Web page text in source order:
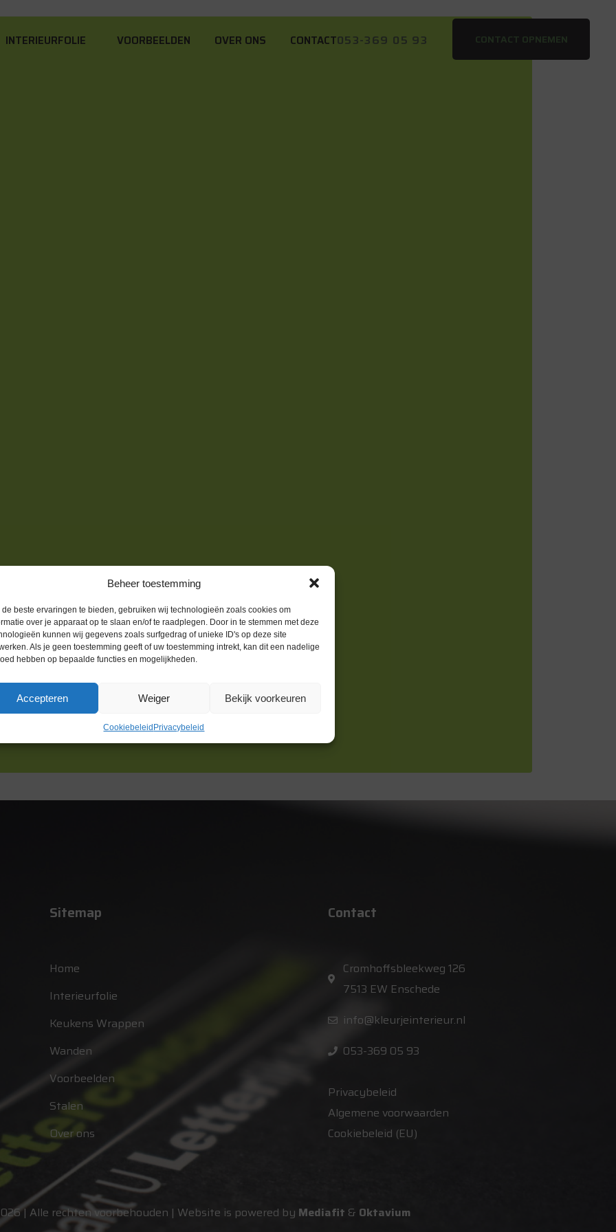
Beheer toestemming
de beste ervaringen te bieden, gebruiken wij technologieën zoals cookies om
over je apparaat op te slaan en/of te raadplegen. Door in te stemmen met deze
kunnen wij gegevens zoals surfgedrag of unieke ID's op deze site
Als je geen toestemming geeft of uw toestemming intrekt, kan dit een nadelige
hebben op bepaalde functies en mogelijkheden.
Accepteren Weiger Bekijk voorkeuren
Cookiebeleid Privacybeleid
INTERIEURFOLIE VOORBEELDEN OVER ONS CONTACT053-369 05 93 CONTACT OPNEMEN
Sitemap
Home
Interieurfolie
Keukens Wrappen
Wanden
Voorbeelden
Stalen
Over ons
Contact
Cromhoffsbleekweg 126
7513 EW Enschede
info@kleurjeinterieur.nl
053-369 05 93
Privacybeleid
Algemene voorwaarden
Cookiebeleid (EU)
| Alle rechten voorbehouden | Website is powered by Mediafit & Oktavium